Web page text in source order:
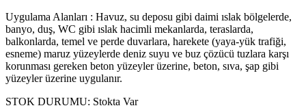
Uygulama Alanları : Havuz, su deposu gibi daimi ıslak bölgelerde,
banyo, duş, WC gibi ıslak hacimli mekanlarda, teraslarda,
balkonlarda, temel ve perde duvarlara, harekete (yaya-yük trafiği,
esneme) maruz yüzeylerde deniz suyu ve buz çözücü tuzlara karşı
korunması gereken beton yüzeyler üzerine, beton, sıva, şap gibi
yüzeyler üzerine uygulanır.
STOK DURUMU: Stokta Var